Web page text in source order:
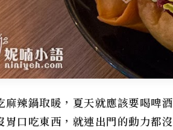
麻辣鍋取暖，夏天就應該要喝啤
胃口吃東西，就連出門的動力都